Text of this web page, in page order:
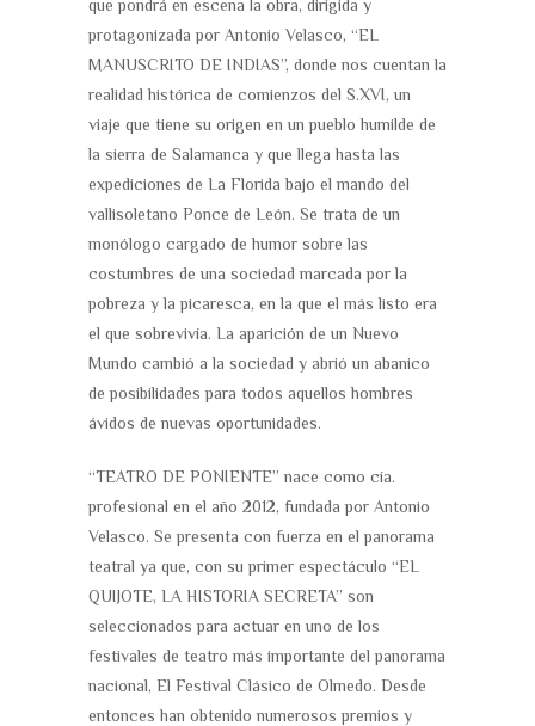
que pondrá en escena la obra, dirigida y
protagonizada por Antonio Velasco, “EL
MANUSCRITO DE INDIAS”, donde nos cuentan la
realidad histórica de comienzos del S.XVI, un
viaje que tiene su origen en un pueblo humilde de
la sierra de Salamanca y que llega hasta las
expediciones de La Florida bajo el mando del
vallisoletano Ponce de León. Se trata de un
monólogo cargado de humor sobre las
costumbres de una sociedad marcada por la
pobreza y la picaresca, en la que el más listo era
el que sobrevivía. La aparición de un Nuevo
Mundo cambió a la sociedad y abrió un abanico
de posibilidades para todos aquellos hombres
ávidos de nuevas oportunidades.
“TEATRO DE PONIENTE” nace como cía.
profesional en el año 2012, fundada por Antonio
Velasco. Se presenta con fuerza en el panorama
teatral ya que, con su primer espectáculo “EL
QUIJOTE, LA HISTORIA SECRETA” son
seleccionados para actuar en uno de los
festivales de teatro más importante del panorama
nacional, El Festival Clásico de Olmedo. Desde
entonces han obtenido numerosos premios y